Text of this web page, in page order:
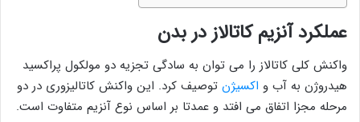
عملکرد آنزیم کاتالاز در بدن
واکنش کلی کاتالاز را می توان به سادگی تجزیه دو مولکول پراکسید
هیدروژن به آب و اکسیژن توصیف کرد. این واکنش کاتالیزوری در دو
مرحله مجزا اتفاق می افتد و عمدتا بر اساس نوع آنزیم متفاوت است.